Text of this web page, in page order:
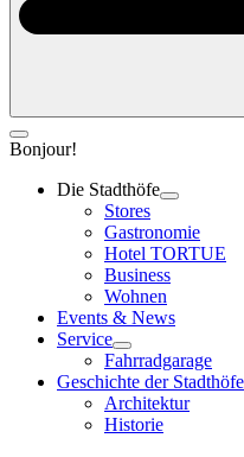
Bonjour!
Die Stadthöfe
Stores
Gastronomie
Hotel TORTUE
Business
Wohnen
Events & News
Service
Fahrradgarage
Geschichte der Stadthöfe
Architektur
Historie